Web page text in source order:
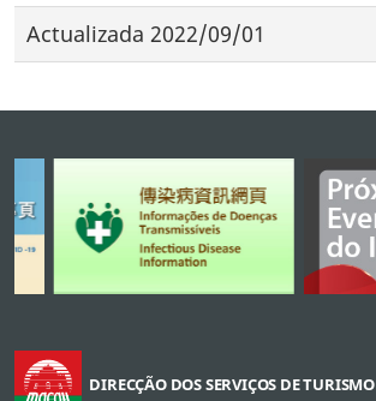
Actualizada 2022/09/01
DIRECÇÃO DOS SERVIÇOS DE TURISMO